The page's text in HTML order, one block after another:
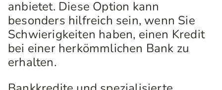
anbietet. Diese Option kann
besonders hilfreich sein, wenn Sie
Schwierigkeiten haben, einen Kredit
bei einer herkömmlichen Bank zu
erhalten.